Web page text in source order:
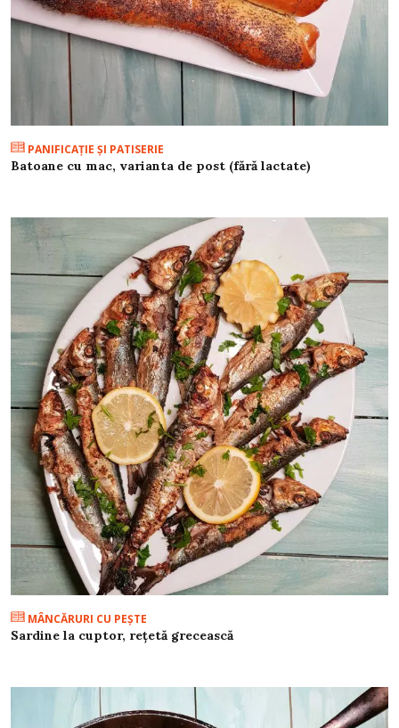
PANIFICAŢIE ŞI PATISERIE
Batoane cu mac, varianta de post (fără lactate)
MÂNCĂRURI CU PEŞTE
Sardine la cuptor, rețetă grecească